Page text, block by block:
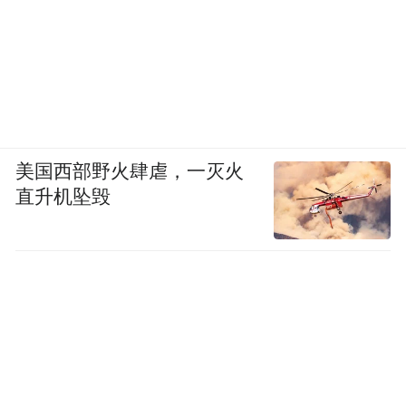
美国西部野火肆虐，一灭火
直升机坠毁